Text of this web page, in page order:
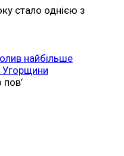
стало однією з
найбільше
Угорщини